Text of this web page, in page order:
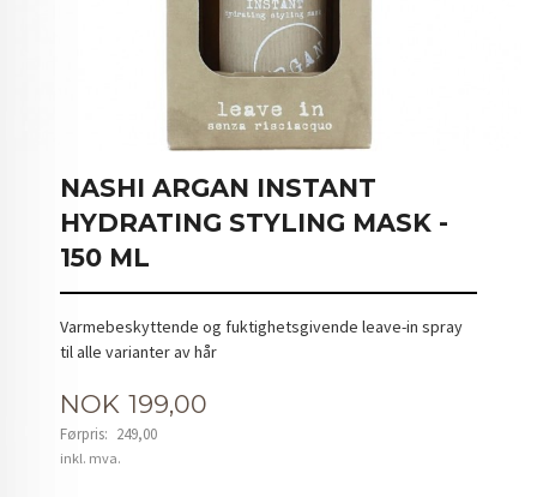
NASHI ARGAN INSTANT
HYDRATING STYLING MASK -
150 ML
Varmebeskyttende og fuktighetsgivende leave-in spray
til alle varianter av hår
Tilbud
NOK 199,00
Førpris: 249,00
Rabatt
inkl. mva.